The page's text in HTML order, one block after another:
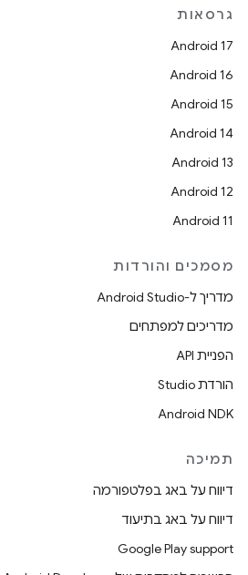
גרסאות
Android 17
Android 16
Android 15
Android 14
Android 13
Android 12
Android 11
מסמכים והורדות
מדריך ל-Android Studio
מדריכים למפתחים
הפניית API
הורדת Studio
Android NDK
תמיכה
דיווח על באג בפלטפורמה
דיווח על באג בתיעוד
Google Play support